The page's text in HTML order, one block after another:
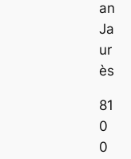
an
Ja
ur
ès
81
0
0